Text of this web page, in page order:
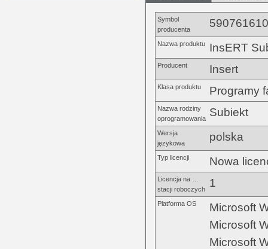
Symbol
producenta
Nazwa produktu InsERT
Producent Insert
Klasa produktu Programy
Nazwa rodziny
oprogramowania Subiekt
Wersja
językowa
polska
Typ licencji Nowa
Licencja na …
stacji roboczych
1
Platforma OS
Microsoft
Microsoft
Microsoft